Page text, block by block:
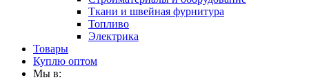
Ткани и швейная фурнитура
Топливо
Электрика
Товары
Куплю оптом
Мы в: